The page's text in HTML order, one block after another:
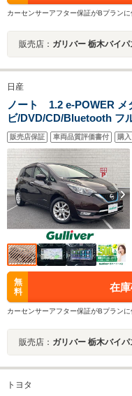
カーセンサーアフター保証がBプラン
販売店： ガリバー 栃木バイパ
日産
ノート 1.2 e-POWER
ビ/DVD/CD/Bluetooth フ
ューモニター クリアナン
トロール インテリジェン
ーブレーキ
販売店保証 車両品質評価書付 購
無
料
在
カーセンサーアフター保証がBプラン
販売店： ガリバー 栃木バイパ
トヨタ